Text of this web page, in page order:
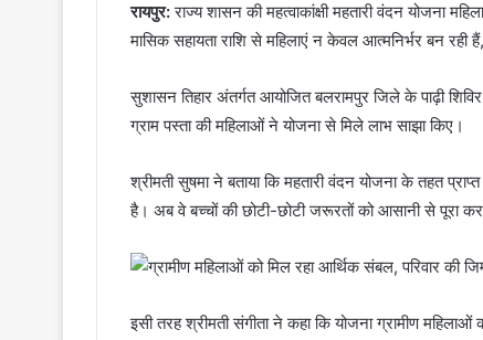
रायपुर:राज्य शासन की महत्वाकांक्षी महतारी वंदन योजना
मासिक सहायता राशि से महिलाएं न केवल आत्मनिर्भर बन रही हैं,
सुशासन तिहार अंतर्गत आयोजित बलरामपुर जिले के पाढ़ी
ग्राम पस्ता की महिलाओं ने योजना से मिले लाभ साझा किए।
श्रीमती सुषमा ने बताया कि महतारी वंदन योजना के तहत
है। अब वे बच्चों की छोटी-छोटी जरूरतों को आसानी से पूरा
इसी तरह श्रीमती संगीता ने कहा कि योजना ग्रामीण